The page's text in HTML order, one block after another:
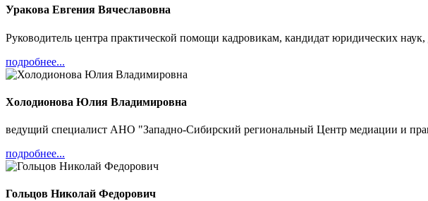
конфиденциальность и
разглашения деликатной или
Способствует сохранению
личных или партнерских
сторонами
Уракова Евгения Вячеславовна
Руководитель центра практической помощи кадровикам, кандидат юридических
подробнее...
Холодионова Юлия Владимировна
ведущий специалист АНО "Западно-Сибирский региональный Центр медиации и
подробнее...
Гольцов Николай Федорович